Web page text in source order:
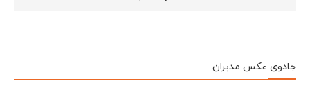
جادوی عکس مدیران